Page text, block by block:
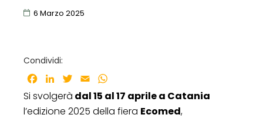
6 Marzo 2025
Condividi:
Facebook
LinkedInTwitter
Email
Si svolgerà dal 15 al 17 aprile a Catania
l’edizione 2025 della fiera Ecomed,